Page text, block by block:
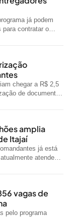
já podem
para contratar o
chegar a R$ 2,5
de documentos
amplia
Itajaí
já está
atende
vagas de
pelo programa